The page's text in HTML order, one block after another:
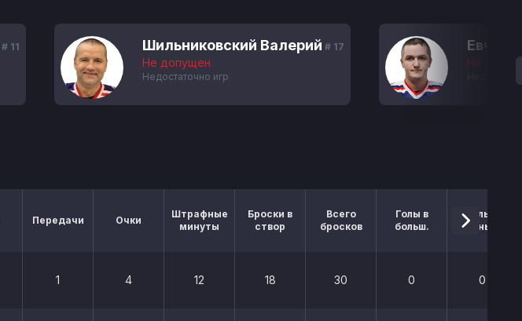
# 11 Шильниковский Валерий # 17
Не допущен
Недостаточно игр
Евчук
Не
Передачи Очки
Штрафные
минуты
Броски в
створ
Всего
бросков
Голы в
больш.
Голы в
меньш.
1 4 12 18 30 0 0